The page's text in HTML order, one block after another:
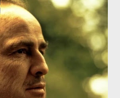
en Internet. También es la
con mi familia. Ante tales cifras,
extranjeros piensen que en
"español" (castellano), aunque
preguntó el otro día si el idioma
en Japón, "extranjero" es